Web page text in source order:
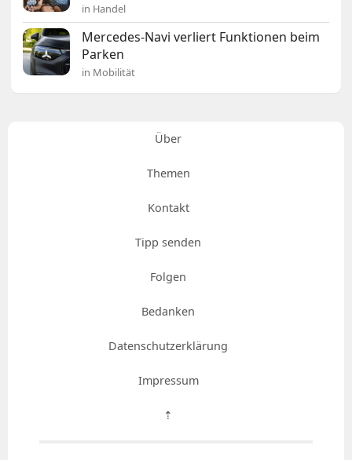
in Handel
Mercedes-Navi verliert Funktionen beim
Parken
in Mobilität
Über
Themen
Kontakt
Tipp senden
Folgen
Bedanken
Datenschutzerklärung
Impressum
⇡